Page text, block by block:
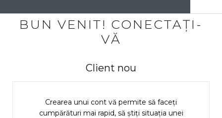
BUN VENIT! CONECTAȚI-
VĂ
Client nou
Crearea unui cont vă permite să faceți
cumpărături mai rapid, să știți situația unei